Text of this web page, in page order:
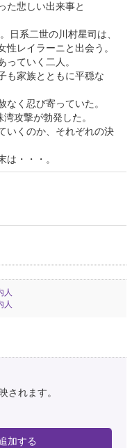
た悲しい出来事と
日系二世の川村星司は、
レイラーニと出会う。
っていく二人。
も家族とともに平穏な
なく忍び寄っていた。
攻撃が勃発した。
いくのか、それぞれの決
は・・・。
人
人
されます。
加する